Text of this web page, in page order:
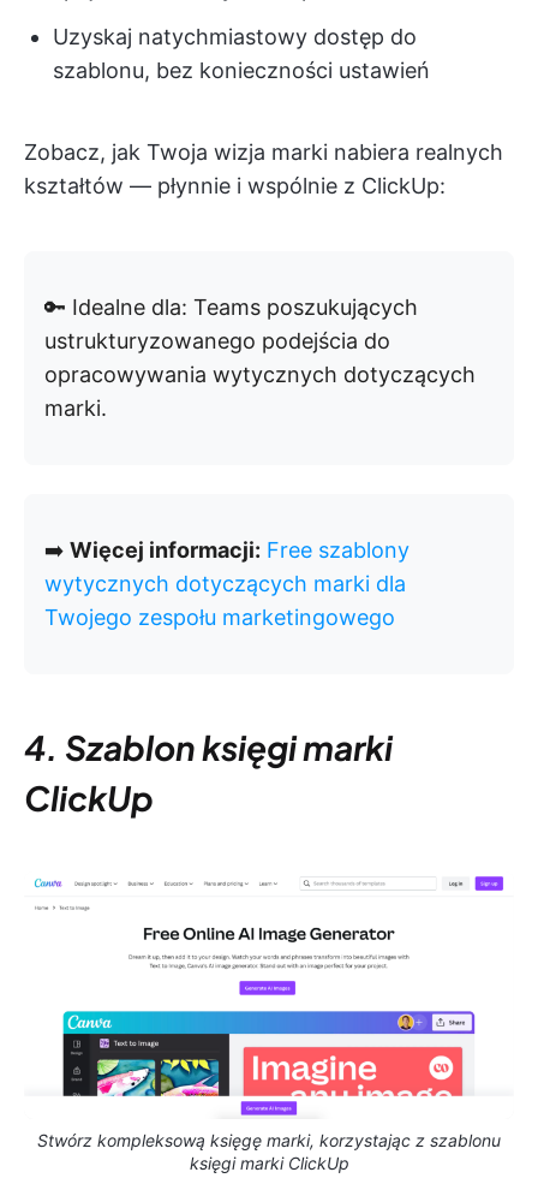
Uzyskaj natychmiastowy dostęp do
szablonu, bez konieczności ustawień
Zobacz, jak Twoja wizja marki nabiera realnych
kształtów — płynnie i wspólnie z ClickUp:
🔑 Idealne dla: Teams poszukujących
ustrukturyzowanego podejścia do
opracowywania wytycznych dotyczących
marki.
➡️ Więcej informacji: Free szablony
wytycznych dotyczących marki dla
Twojego zespołu marketingowego
4. Szablon księgi marki
ClickUp
Stwórz kompleksową księgę marki, korzystając z szablonu
księgi marki ClickUp